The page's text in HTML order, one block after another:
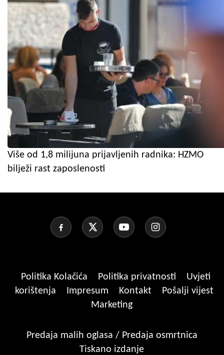
Više od 1,8 milijuna prijavljenih radnika: HZMO
bilježi rast zaposlenosti
Politika Kolačića Politika privatnosti
Uvjeti
korištenja
Impresum Kontakt
Pošalji vijest
Marketing
Predaja malih oglasa / Predaja osmrtnica
Tiskano izdanje